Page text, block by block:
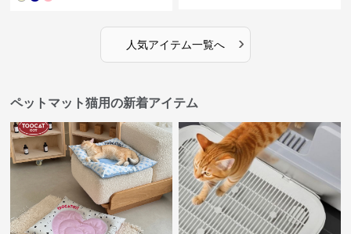
人気アイテム一覧へ ›
ペットマット猫用の新着アイテム